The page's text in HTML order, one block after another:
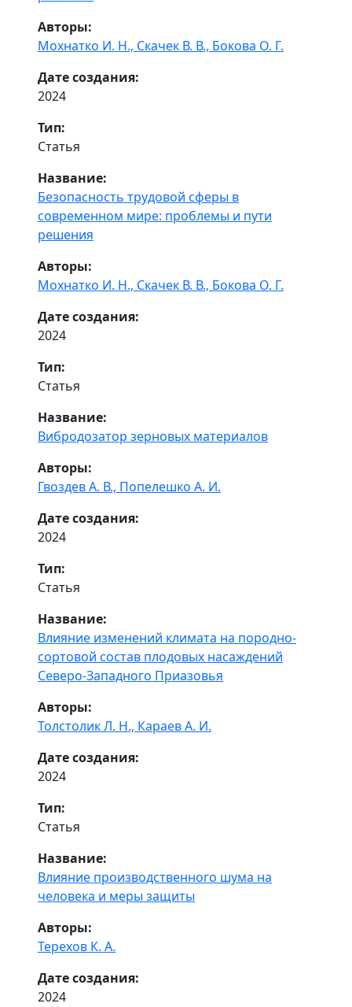
Авторы:
Мохнатко И. Н., Скачек В. В., Бокова О. Г.
Дате создания:
2024
Тип:
Статья
Название:
Безопасность трудовой сферы в
современном мире: проблемы и пути
решения
Авторы:
Мохнатко И. Н., Скачек В. В., Бокова О. Г.
Дате создания:
2024
Тип:
Статья
Название:
Вибродозатор зерновых материалов
Авторы:
Гвоздев А. В., Попелешко А. И.
Дате создания:
2024
Тип:
Статья
Название:
Влияние изменений климата на породно-
сортовой состав плодовых насаждений
Северо-Западного Приазовья
Авторы:
Толстолик Л. Н., Караев А. И.
Дате создания:
2024
Тип:
Статья
Название:
Влияние производственного шума на
человека и меры защиты
Авторы:
Терехов К. А.
Дате создания:
2024